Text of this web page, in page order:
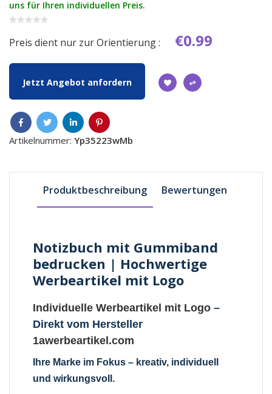
uns für Ihren individuellen Preis.
Preis dient nur zur Orientierung : €0.99
Jetzt Angebot anfordern
Artikelnummer: Yp35223wMb
Produktbeschreibung Bewertungen
Notizbuch mit Gummiband
bedrucken | Hochwertige
Werbeartikel mit Logo
Individuelle Werbeartikel mit Logo –
Direkt vom Hersteller
1awerbeartikel.com
Ihre Marke im Fokus – kreativ, individuell
und wirkungsvoll.